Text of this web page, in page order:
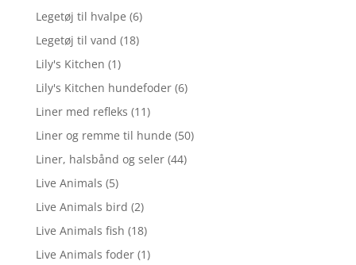
Legetøj til hvalpe (6)
Legetøj til vand (18)
Lily's Kitchen (1)
Lily's Kitchen hundefoder (6)
Liner med refleks (11)
Liner og remme til hunde (50)
Liner, halsbånd og seler (44)
Live Animals (5)
Live Animals bird (2)
Live Animals fish (18)
Live Animals foder (1)